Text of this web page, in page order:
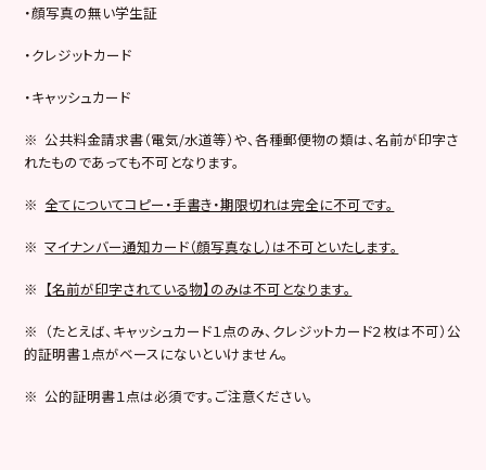
・顔写真の無い学生証
・クレジットカード
・キャッシュカード
※ 公共料金請求書（電気/水道等）や、各種郵便物の類は、名前が印字さ
れたものであっても不可となります。
※ 全てについてコピー・手書き・期限切れは完全に不可です。
※マイナンバー通知カード（顔写真なし）は不可といたします。
※ 【名前が印字されている物】のみは不可となります。
※ （たとえば、キャッシュカード１点のみ、クレジットカード２枚は不可）公
的証明書１点がベースにないといけません。
※ 公的証明書１点は必須です。ご注意ください。